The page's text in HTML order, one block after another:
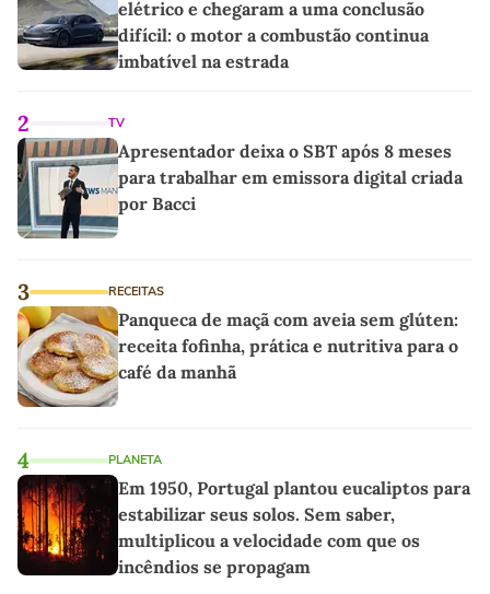
elétrico e chegaram a uma conclusão
difícil: o motor a combustão continua
imbatível na estrada
2 TV
Apresentador deixa o SBT após 8 meses
para trabalhar em emissora digital criada
por Bacci
3 RECEITAS
Panqueca de maçã com aveia sem glúten:
receita fofinha, prática e nutritiva para o
café da manhã
4 PLANETA
Em 1950, Portugal plantou eucaliptos para
estabilizar seus solos. Sem saber,
multiplicou a velocidade com que os
incêndios se propagam